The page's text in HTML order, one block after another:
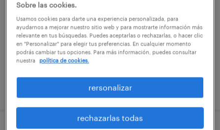
tiempo completo
$600.000 - $600.001 por mes
publicado el 7 agosto 2026
Sobre las cookies.
Usamos cookies para darte una experiencia personalizada, para
ayudarnos a mejorar nuestro sitio web y para mostrarte información más
relevante en tus búsquedas. Puedes aceptarlas o rechazarlas, o hacer clic
en "Personalizar" para elegir tus preferencias. En cualquier momento
podrás cambiar tus opciones. Para más información, puedes consultar
nuestra
política de cookies.
rersonalizar
rechazarlas todas